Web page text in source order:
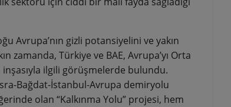
Avrupa’nın gizli potansiyelini ve yakın
zamanda, Türkiye ve BAE, Avrupa’yı Orta
ilgili görüşmelerde bulundu.
Bağdat-İstanbul-Avrupa demiryolu
olan “Kalkınma Yolu” projesi, hem